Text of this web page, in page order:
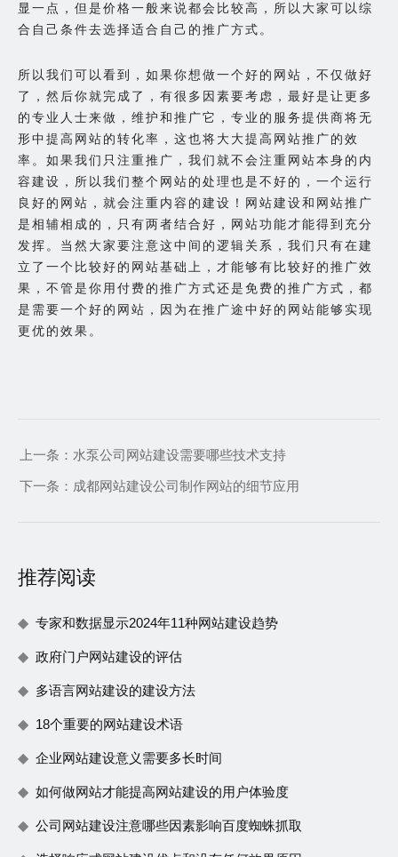
显一点，但是价格一般来说都会比较高，所以大家可以综
合自己条件去选择适合自己的推广方式。
所以我们可以看到，如果你想做一个好的网站，不仅做好
了，然后你就完成了，有很多因素要考虑，最好是让更多
的专业人士来做，维护和推广它，专业的服务提供商将无
形中提高网站的转化率，这也将大大提高网站推广的效
率。如果我们只注重推广，我们就不会注重网站本身的内
容建设，所以我们整个网站的处理也是不好的，一个运行
良好的网站，就会注重内容的建设！网站建设和网站推广
是相辅相成的，只有两者结合好，网站功能才能得到充分
发挥。当然大家要注意这中间的逻辑关系，我们只有在建
立了一个比较好的网站基础上，才能够有比较好的推广效
果，不管是你用付费的推广方式还是免费的推广方式，都
是需要一个好的网站，因为在推广途中好的网站能够实现
更优的效果。
上一条： 水泵公司网站建设需要哪些技术支持
下一条： 成都网站建设公司制作网站的细节应用
推荐阅读
专家和数据显示2024年11种网站建设趋势
政府门户网站建设的评估
多语言网站建设的建设方法
18个重要的网站建设术语
企业网站建设意义需要多长时间
如何做网站才能提高网站建设的用户体验度
公司网站建设注意哪些因素影响百度蜘蛛抓取